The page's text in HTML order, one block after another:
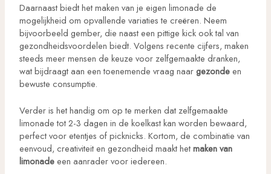
Daarnaast biedt het maken van je eigen limonade de
mogelijkheid om opvallende variaties te creëren. Neem
bijvoorbeeld gember, die naast een pittige kick ook tal van
gezondheidsvoordelen biedt. Volgens recente cijfers, maken
steeds meer mensen de keuze voor zelfgemaakte dranken,
wat bijdraagt aan een toenemende vraag naargezondeen
bewuste consumptie.
Verder is het handig om op te merken dat zelfgemaakte
limonade tot 2-3 dagen in de koelkast kan worden bewaard,
perfect voor etentjes of picknicks. Kortom, de combinatie van
eenvoud, creativiteit en gezondheid maakt hetmaken van
limonadeeen aanrader voor iedereen.